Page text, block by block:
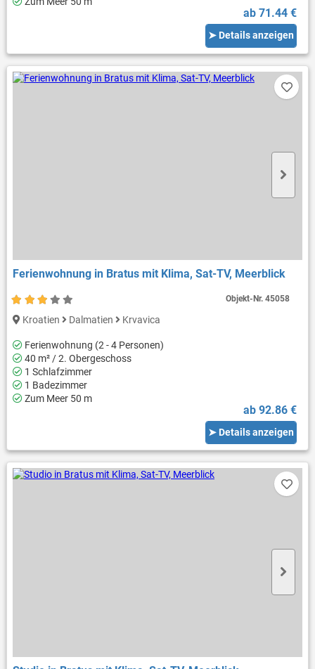
ab 71.44 €
➤ Details anzeigen
Ferienwohnung in Bratus mit Klima, Sat-TV, Meerblick
Kroatien Dalmatien Krvavica
Ferienwohnung (2 - 4 Personen)
40 m² / 2. Obergeschoss
1 Schlafzimmer
1 Badezimmer
Zum Meer 50 m
ab 92.86 €
➤ Details anzeigen
Objekt-Nr.45058